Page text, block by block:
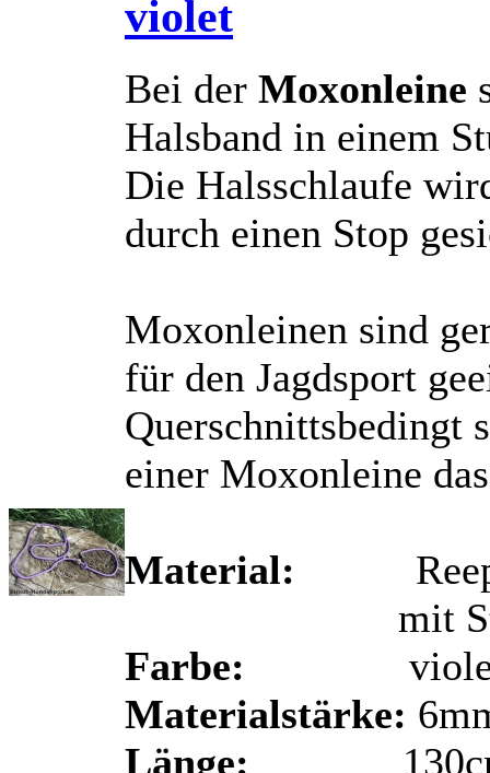
violet
Bei der Moxonleine
Halsband in einem
Die Halsschlaufe
durch einen Stop
Moxonleinen sind
für den Jagdsport
Querschnittsbedingt
einer Moxonleine
Material: Reep-
mit Stop
Farbe:
Materialstärke:
Länge: